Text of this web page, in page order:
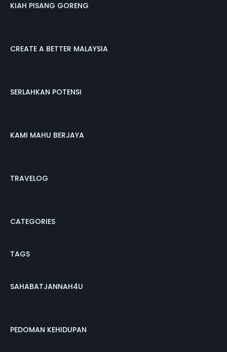
KIAH PISANG GORENG
CREATE A BETTER MALAYSIA
SERLAHKAN POTENSI
KAMI MAHU BERJAYA
TRAVELOG
CATEGORIES
TAGS
SAHABATJANNAH4U
PEDOMAN KEHIDUPAN